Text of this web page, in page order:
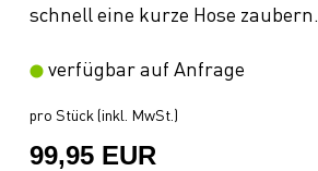
schnell eine kurze Hose zaubern.
verfügbar auf Anfrage
pro Stück (inkl. MwSt.)
99,95 EUR